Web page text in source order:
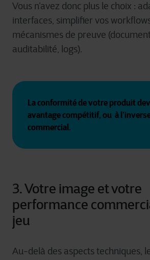
Vous n’avez donc plus le choix :
interfaces, simplifier vos
mécanismes de preuve
auditabilité, logs).
La conformité de votre produit
avantage compétitif, ou  à
commercial.
3. Votre image et votre
performance
jeu
Au-delà des aspects techniques,